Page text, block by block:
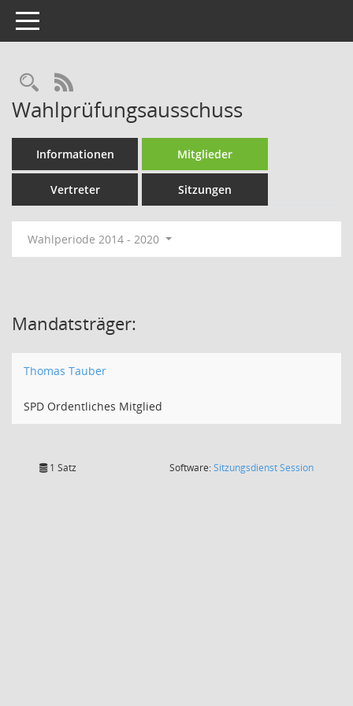
Toggle navigation
Rechercheauswahl
RSS-Feed
Wahlprüfungsausschuss
Informationen Mitglieder
Vertreter Sitzungen
Wahlperiode 2014 - 2020
Mandatsträger:
Thomas Tauber
SPD Ordentliches Mitglied
1 Satz Software:SitzungsdienstSession(Wird in